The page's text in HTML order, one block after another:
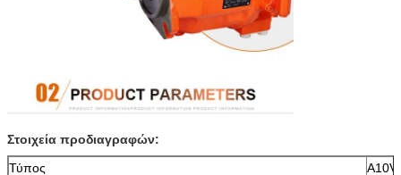
Στοιχεία προδιαγραφών:
Τύπος